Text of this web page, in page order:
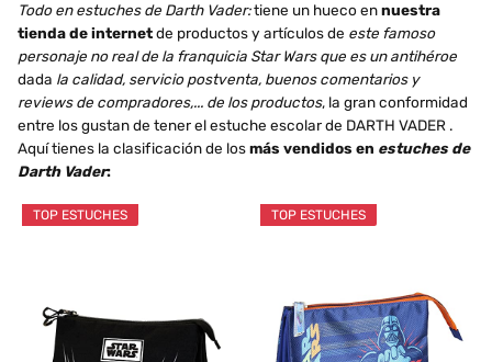
Todo en estuches de Darth Vader:tiene un hueco ennuestra
tienda de internetde productos y artículos de este famoso
personaje no real de la franquicia Star Wars que es un antihéroe
dada la calidad, servicio postventa, buenos comentarios y
reviews de compradores,... de los productos, la gran conformidad
entre los gustan de tener el estuche escolar de DARTH VADER .
Aquí tienes la clasificación de losmás vendidos en estuches de
Darth Vader:
TOP ESTUCHES TOP ESTUCHES